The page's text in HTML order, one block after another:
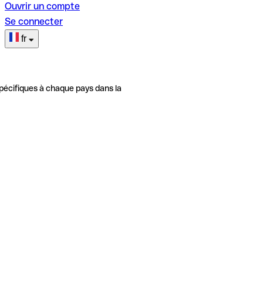
Ouvrir un compte
Se connecter
fr
à chaque pays dans la